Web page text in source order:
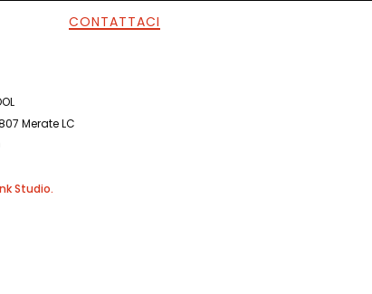
CONTATTACI
Merate LC
Studio.